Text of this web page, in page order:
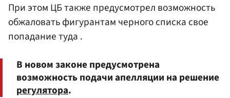
При этом ЦБ также предусмотрел возможность
обжаловать фигурантам черного списка свое
попадание туда .
В новом законе предусмотрена
возможность подачи апелляции на решение
регулятора.